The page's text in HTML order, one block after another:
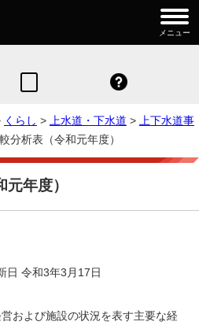
メニュー
くらし > 上水道・下水道 > 上下水道事
分析表（令和元年度）
年度）
令和3年3月17日
および施設の状況を表す主要な経